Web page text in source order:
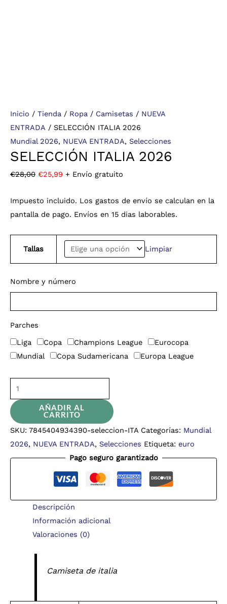
Inicio / Tienda / Ropa / Camisetas / NUEVA
ENTRADA / SELECCIÓN ITALIA 2026
Mundial 2026, NUEVA ENTRADA, Selecciones
SELECCIÓN ITALIA 2026
€28,00 €25,99 + Envío gratuito
Impuesto incluido. Los gastos de envío se calculan en la
pantalla de pago. Envíos en 15 dias laborables.
Tallas Limpiar
Nombre y número
Parches
Liga
Copa Champions League
Eurocopa
Mundial
Copa Sudamericana Europa League
AÑADIR AL
CARRITO
SKU: 7845404934390-seleccion-ITA Categorías: Mundial
2026, NUEVA ENTRADA, Selecciones Etiqueta: euro
Pago seguro garantizado
Descripción
Información adicional
Valoraciones (0)
Camiseta de italia